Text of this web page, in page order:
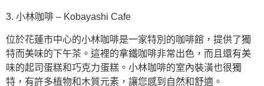
3. 小林咖啡 – Kobayashi Cafe
位於花蓮市中心的小林咖啡是一家特別的咖啡館，提供了獨
特而美味的下午茶。這裡的拿鐵咖啡非常出色，而且還有美
味的起司蛋糕和巧克力蛋糕。小林咖啡的室內裝潢也很獨
特，有許多植物和木質元素，讓您感到自然和舒適。